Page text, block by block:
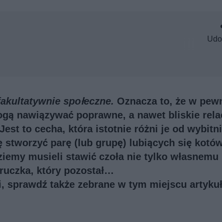
społeczne. Oznacza to, że w
nawiązywać poprawne, a nawet bliskie
to cecha, która istotnie różni je od
stworzyć parę (lub grupę) lubiących się
musieli stawić czoła nie tylko własnemu
który pozostał…
sprawdź także zebrane w tym miejscu